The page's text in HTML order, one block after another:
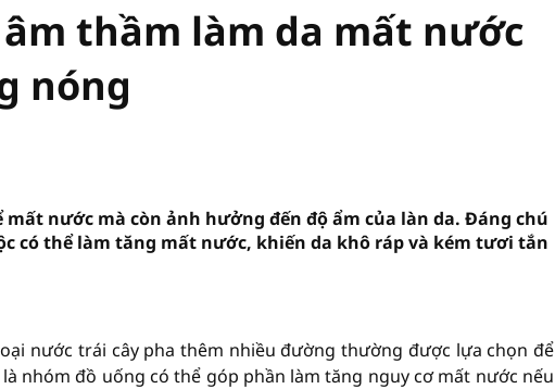
chăm chỉ
đề xuất chỉ áp dụng thời hạn sử dụng chung cư theo niên hạn với
thầm làm da mất nước
nóng
nước mà còn ảnh hưởng đến độ ẩm của làn da. Đáng chú
có thể làm tăng mất nước, khiến da khô ráp và kém tươi tắn
nước trái cây pha thêm nhiều đường thường được lựa chọn để
nhóm đồ uống có thể góp phần làm tăng nguy cơ mất nước nếu